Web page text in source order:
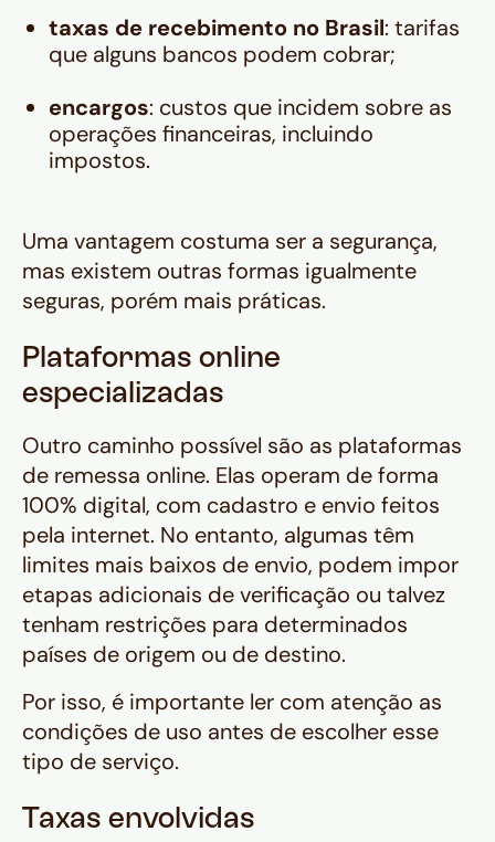
taxas de recebimento no Brasil: tarifas
que alguns bancos podem cobrar;
encargos: custos que incidem sobre as
operações financeiras, incluindo
impostos.
Uma vantagem costuma ser a segurança,
mas existem outras formas igualmente
seguras, porém mais práticas.
Plataformas online
especializadas
Outro caminho possível são as plataformas
de remessa online. Elas operam de forma
100% digital, com cadastro e envio feitos
pela internet. No entanto, algumas têm
limites mais baixos de envio, podem impor
etapas adicionais de verificação ou talvez
tenham restrições para determinados
países de origem ou de destino.
Por isso, é importante ler com atenção as
condições de uso antes de escolher esse
tipo de serviço.
Taxas envolvidas